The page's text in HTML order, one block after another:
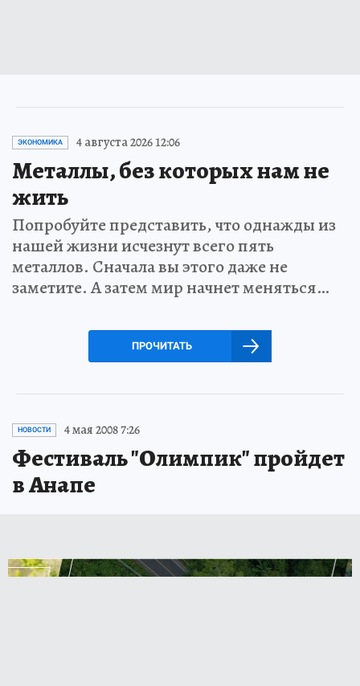
ЭКОНОМИКА 4 августа 2026 12:06
Металлы, без которых нам не
жить
Попробуйте представить, что однажды из
нашей жизни исчезнут всего пять
металлов. Сначала вы этого даже не
заметите. А затем мир начнет меняться…
ПРОЧИТАТЬ
НОВОСТИ 4 мая 2008 7:26
Фестиваль "Олимпик" пройдет
в Анапе